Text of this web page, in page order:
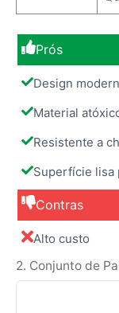
Prós
Design
Material
Resistente a
Superfície lisa
Contras
Alto custo
2. Conjunto de